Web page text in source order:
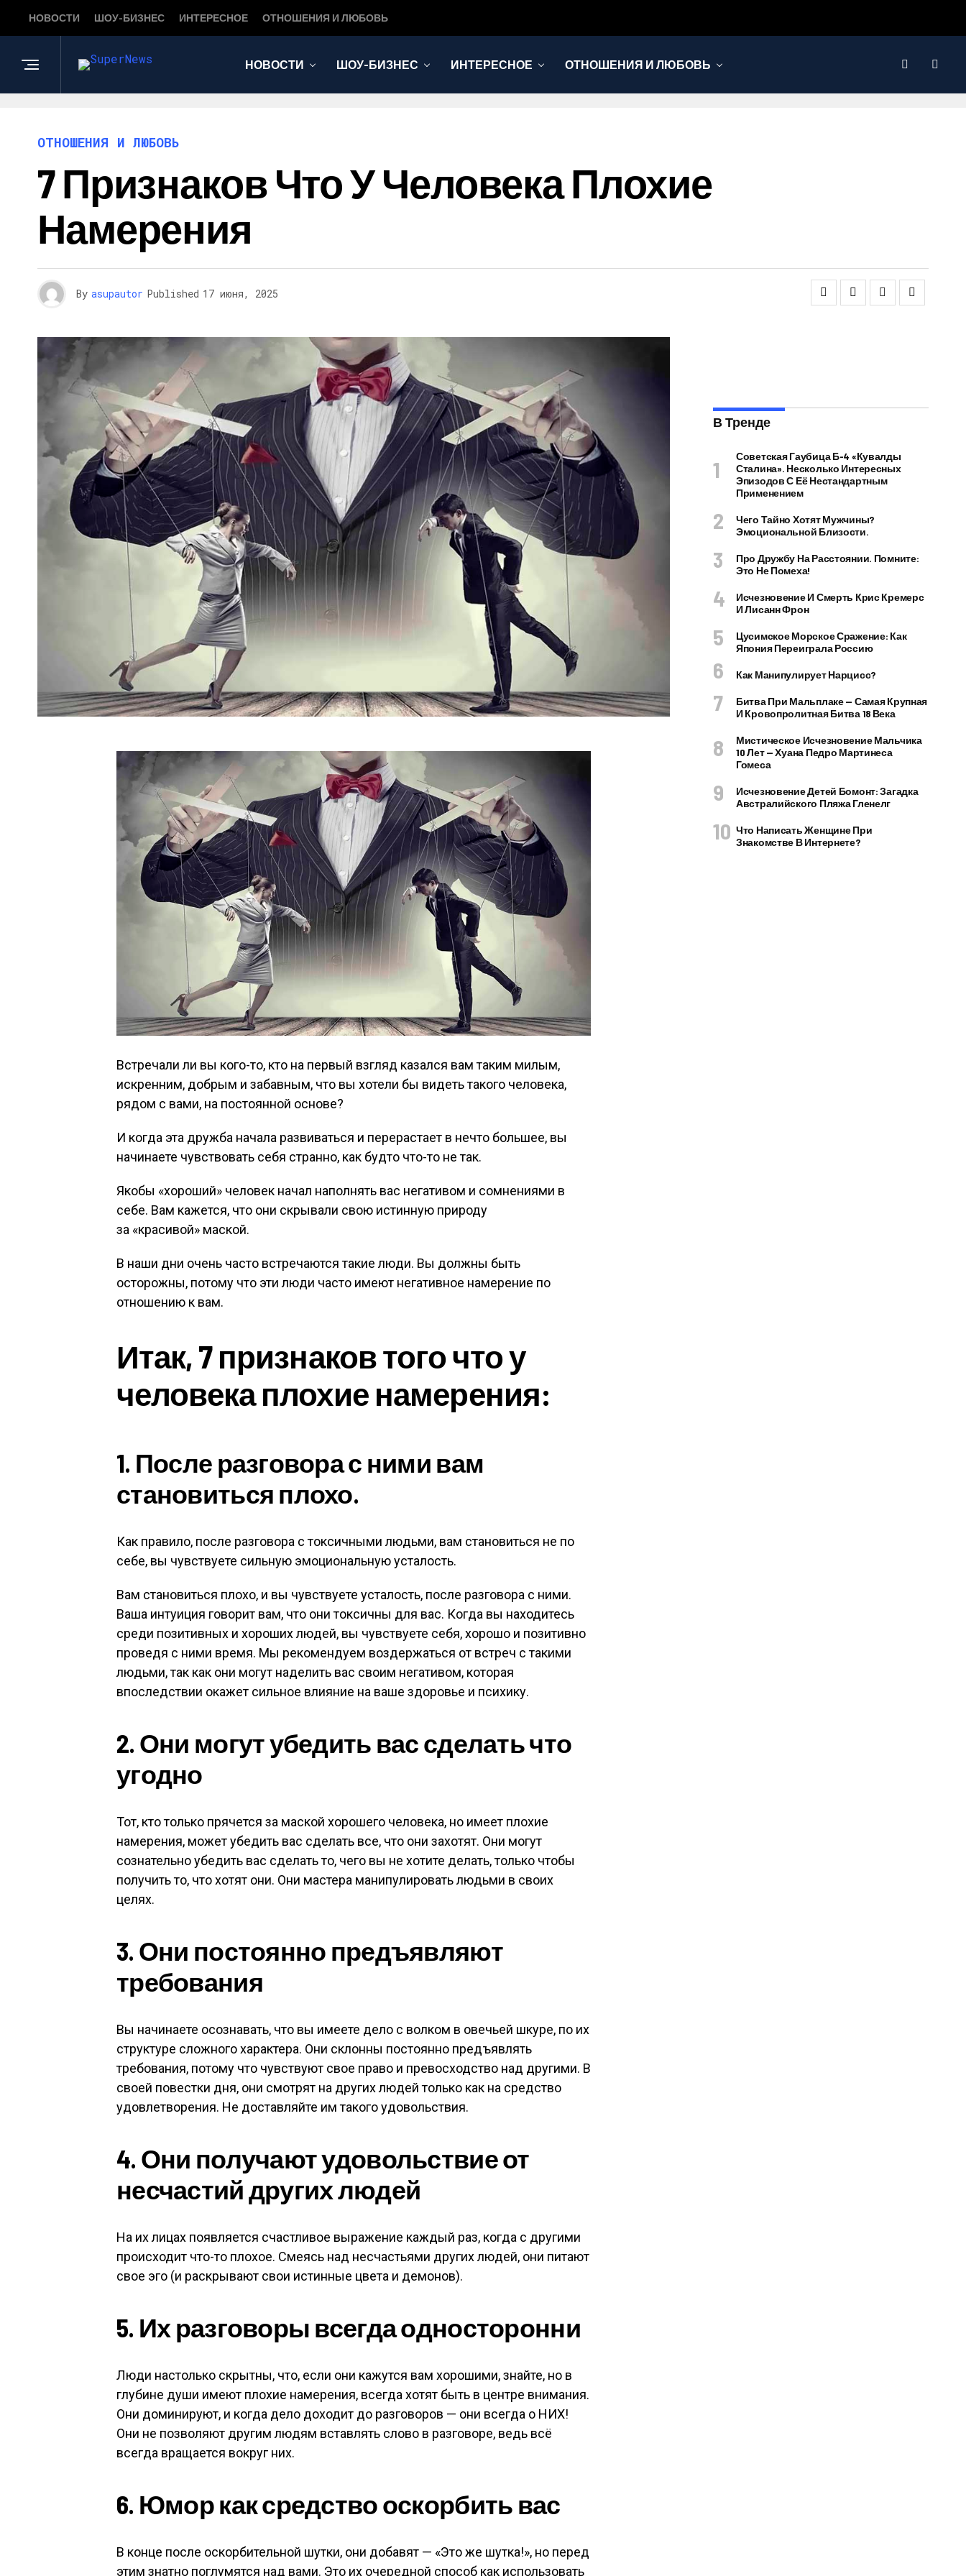
НОВОСТИ ШОУ-БИЗНЕС ИНТЕРЕСНОЕ ОТНОШЕНИЯ И ЛЮБОВЬ
НОВОСТИ ШОУ-БИЗНЕС ИНТЕРЕСНОЕ ОТНОШЕНИЯ И ЛЮБОВЬ
ОТНОШЕНИЯ И ЛЮБОВЬ
7 Признаков Что У Человека Плохие
Намерения
By asupautor Published 17 июня, 2025
Встречали ли вы кого-то, кто на первый взгляд казался вам таким милым,
искренним, добрым и забавным, что вы хотели бы видеть такого человека,
рядом с вами, на постоянной основе?
И когда эта дружба начала развиваться и перерастает в нечто большее, вы
начинаете чувствовать себя странно, как будто что-то не так.
Якобы «хороший» человек начал наполнять вас негативом и сомнениями в
себе. Вам кажется, что они скрывали свою истинную природу
за «красивой» маской.
В наши дни очень часто встречаются такие люди. Вы должны быть
осторожны, потому что эти люди часто имеют негативное намерение по
отношению к вам.
Итак, 7 признаков того что у
человека плохие намерения:
1. После разговора с ними вам
становиться плохо.
Как правило, после разговора с токсичными людьми, вам становиться не по
себе, вы чувствуете сильную эмоциональную усталость.
Вам становиться плохо, и вы чувствуете усталость, после разговора с ними.
Ваша интуиция говорит вам, что они токсичны для вас. Когда вы находитесь
среди позитивных и хороших людей, вы чувствуете себя, хорошо и позитивно
проведя с ними время. Мы рекомендуем воздержаться от встреч с такими
людьми, так как они могут наделить вас своим негативом, которая
впоследствии окажет сильное влияние на ваше здоровье и психику.
2. Они могут убедить вас сделать что
угодно
Тот, кто только прячется за маской хорошего человека, но имеет плохие
намерения, может убедить вас сделать все, что они захотят. Они могут
сознательно убедить вас сделать то, чего вы не хотите делать, только чтобы
получить то, что хотят они. Они мастера манипулировать людьми в своих
целях.
3. Они постоянно предъявляют
требования
Вы начинаете осознавать, что вы имеете дело с волком в овечьей шкуре, по их
структуре сложного характера. Они склонны постоянно предъявлять
требования, потому что чувствуют свое право и превосходство над другими. В
своей повестки дня, они смотрят на других людей только как на средство
удовлетворения. Не доставляйте им такого удовольствия.
4. Они получают удовольствие от
несчастий других людей
На их лицах появляется счастливое выражение каждый раз, когда с другими
происходит что-то плохое. Смеясь над несчастьями других людей, они питают
свое эго (и раскрывают свои истинные цвета и демонов).
5. Их разговоры всегда односторонни
Люди настолько скрытны, что, если они кажутся вам хорошими, знайте, но в
глубине души имеют плохие намерения, всегда хотят быть в центре внимания.
Они доминируют, и когда дело доходит до разговоров — они всегда о НИХ!
Они не позволяют другим людям вставлять слово в разговоре, ведь всё
всегда вращается вокруг них.
6. Юмор как средство оскорбить вас
В конце после оскорбительной шутки, они добавят — «Это же шутка!», но перед
этим знатно поглумятся над вами. Это их очередной способ как использовать
В Тренде
Советская Гаубица Б-4 «Кувалды
Сталина». Несколько Интересных
Эпизодов С Её Нестандартным
Применением
Чего Тайно Хотят Мужчины?
Эмоциональной Близости.
Про Дружбу На Расстоянии. Помните:
Это Не Помеха!
Исчезновение И Смерть Крис Кремерс
И Лисанн Фрон
Цусимское Морское Сражение: Как
Япония Переиграла Россию
Как Манипулирует Нарцисс?
Битва При Мальплаке — Самая Крупная
И Кровопролитная Битва 18 Века
Мистическое Исчезновение Мальчика
10 Лет — Хуана Педро Мартинеса
Гомеса
Исчезновение Детей Бомонт: Загадка
Австралийского Пляжа Гленелг
Что Написать Женщине При
Знакомстве В Интернете?